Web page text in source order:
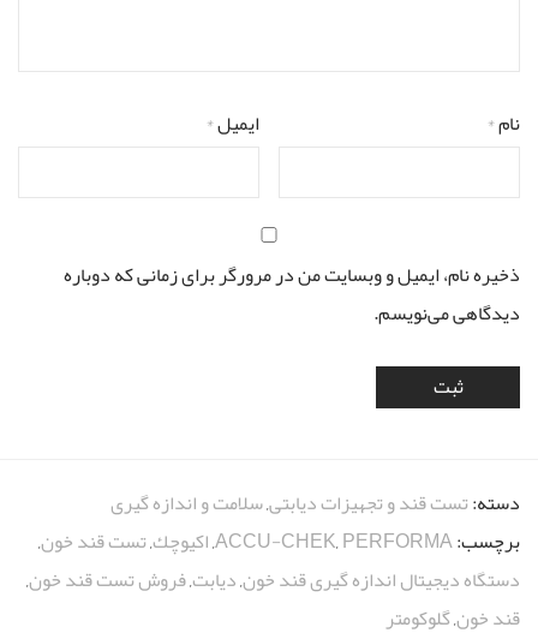
نام* ایمیل*
ذخیره نام، ایمیل و وبسایت من در مرورگر برای زمانی که دوباره
دیدگاهی می‌نویسم.
دسته:تست قند و تجهیزات دیابتی,سلامت و اندازه گیری
برچسب:
ACCU-CHEK,PERFORMA
,اكيوچك,تست قند خون,
دستگاه دیجیتال اندازه گیری قند خون,دیابت,فروش تست قند خون,
قند خون,گلوکومتر